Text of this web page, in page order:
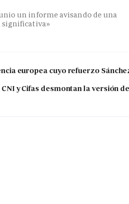
un informe avisando de una
europea cuyo refuerzo
y Cifas desmontan la versión